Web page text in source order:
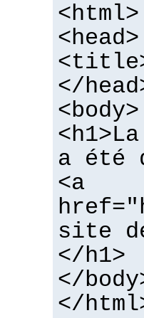
<html>
<head>
</
<body>
a été
<a
site
</h1>
</
</